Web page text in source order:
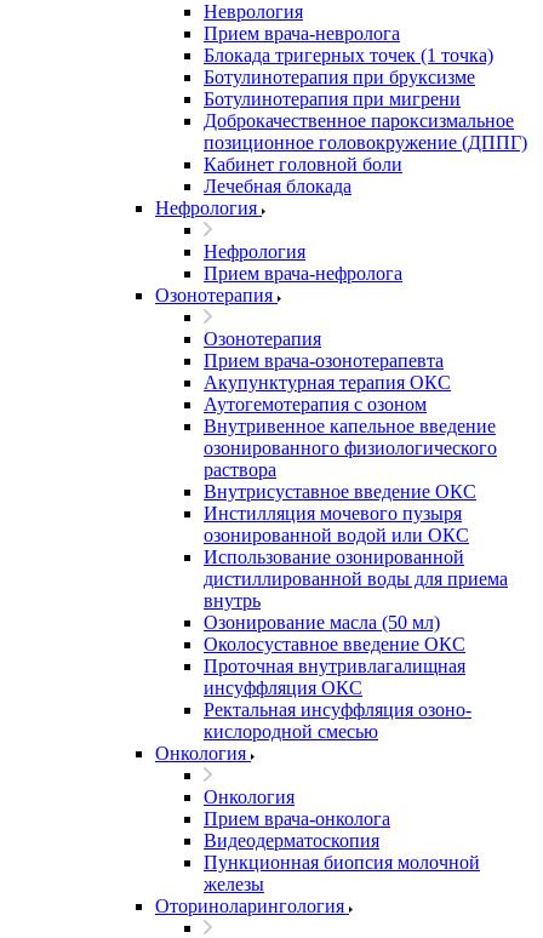
Неврология
Прием врача-невролога
Блокада тригерных точек (1 точка)
Ботулинотерапия при бруксизме
Ботулинотерапия при мигрени
Доброкачественное пароксизмальное
позиционное головокружение (ДППГ)
Кабинет головной боли
Лечебная блокада
Нефрология
Нефрология
Прием врача-нефролога
Озонотерапия
Озонотерапия
Прием врача-озонотерапевта
Акупунктурная терапия ОКС
Аутогемотерапия с озоном
Внутривенное капельное введение
озонированного физиологического
раствора
Внутрисуставное введение ОКС
Инстилляция мочевого пузыря
озонированной водой или ОКС
Использование озонированной
дистиллированной воды для приема
внутрь
Озонирование масла (50 мл)
Околосуставное введение ОКС
Проточная внутривлагалищная
инсуффляция ОКС
Ректальная инсуффляция озоно-
кислородной смесью
Онкология
Онкология
Прием врача-онколога
Видеодерматоскопия
Пункционная биопсия молочной
железы
Оториноларингология